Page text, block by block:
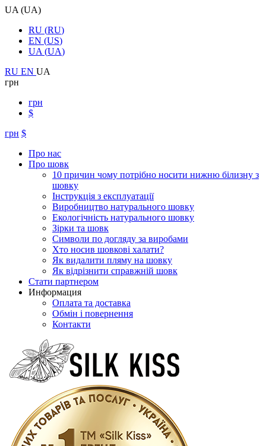
UA (UA)
RU (RU)
EN (US)
UA (UA)
RU EN UA
грн
грн
$
грн $
Про нас
Про шовк
10 причин чому потрібно носити нижню білизну з
шовку
Інструкція з експлуатації
Виробництво натурального шовку
Екологічність натурального шовку
Зірки та шовк
Символи по догляду за виробами
Хто носив шовкові халати?
Як видалити пляму на шовку
Як відрізнити справжній шовк
Стати партнером
Информация
Оплата та доставка
Обмін і повернення
Контакти